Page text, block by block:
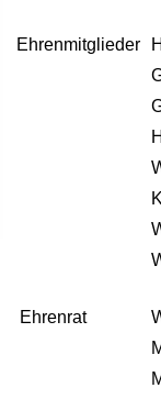
Ehrenmitglieder
Ehrenrat